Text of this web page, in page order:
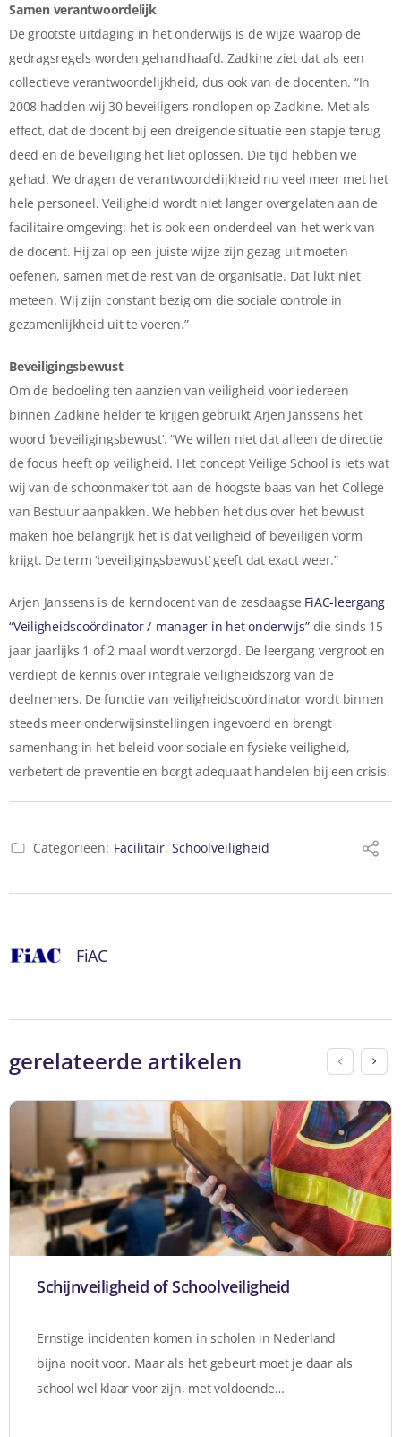
Samen verantwoordelijk
De grootste uitdaging in het onderwijs is de wijze waarop de
gedragsregels worden gehandhaafd. Zadkine ziet dat als een
collectieve verantwoordelijkheid, dus ook van de docenten. “In
2008 hadden wij 30 beveiligers rondlopen op Zadkine. Met als
effect, dat de docent bij een dreigende situatie een stapje terug
deed en de beveiliging het liet oplossen. Die tijd hebben we
gehad. We dragen de verantwoordelijkheid nu veel meer met het
hele personeel. Veiligheid wordt niet langer overgelaten aan de
facilitaire omgeving: het is ook een onderdeel van het werk van
de docent. Hij zal op een juiste wijze zijn gezag uit moeten
oefenen, samen met de rest van de organisatie. Dat lukt niet
meteen. Wij zijn constant bezig om die sociale controle in
gezamenlijkheid uit te voeren.”
Beveiligingsbewust
Om de bedoeling ten aanzien van veiligheid voor iedereen
binnen Zadkine helder te krijgen gebruikt Arjen Janssens het
woord ‘beveiligingsbewust’. “We willen niet dat alleen de directie
de focus heeft op veiligheid. Het concept Veilige School is iets wat
wij van de schoonmaker tot aan de hoogste baas van het College
van Bestuur aanpakken. We hebben het dus over het bewust
maken hoe belangrijk het is dat veiligheid of beveiligen vorm
krijgt. De term ‘beveiligingsbewust’ geeft dat exact weer.”
Arjen Janssens is de kerndocent van de zesdaagse FiAC-leergang
“Veiligheidscoördinator /-manager in het onderwijs”die sinds 15
jaar jaarlijks 1 of 2 maal wordt verzorgd. De leergang vergroot en
verdiept de kennis over integrale veiligheidszorg van de
deelnemers. De functie van veiligheidscoördinator wordt binnen
steeds meer onderwijsinstellingen ingevoerd en brengt
samenhang in het beleid voor sociale en fysieke veiligheid,
verbetert de preventie en borgt adequaat handelen bij een crisis.
Categorieën: Facilitair, Schoolveiligheid
FiAC
gerelateerde artikelen
Schijnveiligheid of Schoolveiligheid
Ernstige incidenten komen in scholen in Nederland
bijna nooit voor. Maar als het gebeurt moet je daar als
school wel klaar voor zijn, met voldoende…